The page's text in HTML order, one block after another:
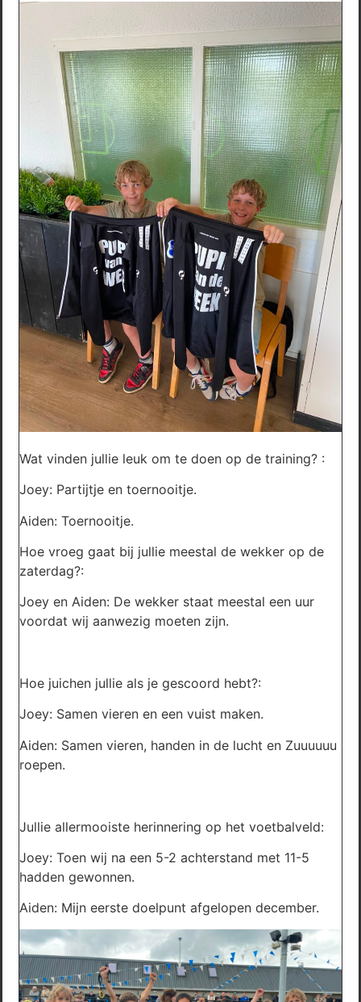
Wat vinden jullie leuk om te doen op de training? :
Joey: Partijtje en toernooitje.
Aiden: Toernooitje.
Hoe vroeg gaat bij jullie meestal de wekker op de
zaterdag?:
Joey en Aiden: De wekker staat meestal een uur
voordat wij aanwezig moeten zijn.
Hoe juichen jullie als je gescoord hebt?:
Joey: Samen vieren en een vuist maken.
Aiden: Samen vieren, handen in de lucht en Zuuuuuu
roepen.
Jullie allermooiste herinnering op het voetbalveld:
Joey: Toen wij na een 5-2 achterstand met 11-5
hadden gewonnen.
Aiden: Mijn eerste doelpunt afgelopen december.